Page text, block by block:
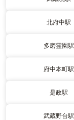
北府中駅
多磨霊園駅
府中本町駅
是政駅
武蔵野台駅